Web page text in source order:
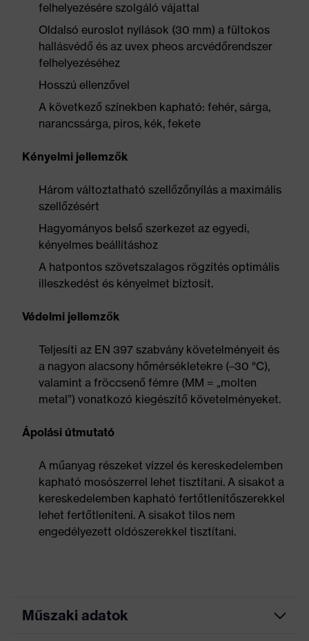
felhelyezésére szolgáló vájattal
Oldalsó euroslot nyílások (30 mm) a fültokos
hallásvédő és az uvex pheos arcvédőrendszer
felhelyezéséhez
Hosszú ellenzővel
A következő színekben kapható: fehér, sárga,
narancssárga, piros, kék, fekete
Kényelmi jellemzők
Három változtatható szellőzőnyílás a maximális
szellőzésért
Hagyományos belső szerkezet az egyedi,
kényelmes beállításhoz
A hatpontos szövetszalagos rögzítés optimális
illeszkedést és kényelmet biztosít.
Védelmi jellemzők
Teljesíti az EN 397 szabvány követelményeit és
a nagyon alacsony hőmérsékletekre (–30 °C),
valamint a fröccsenő fémre (MM = „molten
metal”) vonatkozó kiegészítő követelményeket.
Ápolási útmutató
A műanyag részeket vízzel és kereskedelemben
kapható mosószerrel lehet tisztítani. A sisakot a
kereskedelemben kapható fertőtlenítőszerekkel
lehet fertőtleníteni. A sisakot tilos nem
engedélyezett oldószerekkel tisztítani.
Műszaki adatok